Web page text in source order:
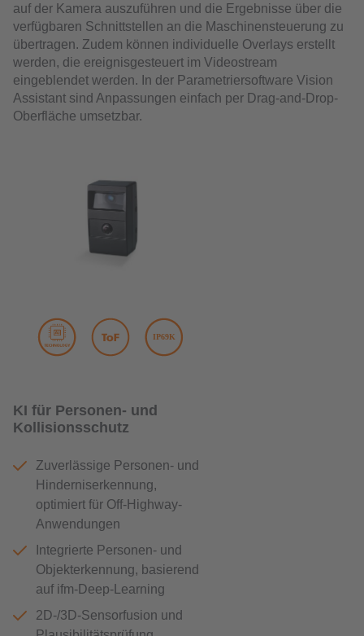
auf der Kamera auszuführen und die Ergebnisse über die
verfügbaren Schnittstellen an die Maschinensteuerung zu
übertragen. Zudem können individuelle Overlays erstellt
werden, die ereignisgesteuert im Videostream
eingeblendet werden. In der Parametriersoftware Vision
Assistant sind Anpassungen einfach per Drag-and-Drop-
Oberfläche umsetzbar.
KI für Personen- und
Kollisionsschutz
Zuverlässige Personen- und
Hinderniserkennung,
optimiert für Off-Highway-
Anwendungen
Integrierte Personen- und
Objekterkennung, basierend
auf ifm-Deep-Learning
2D-/3D-Sensorfusion und